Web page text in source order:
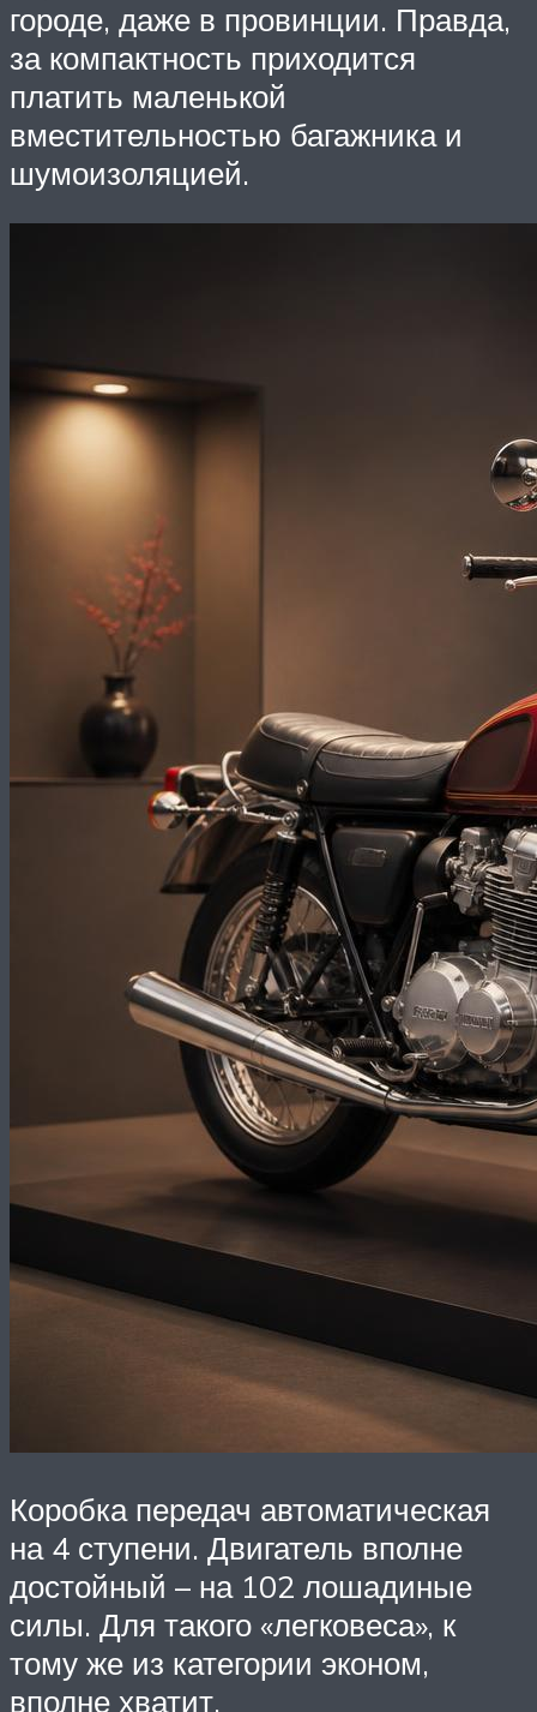
городе, даже в провинции. Правда,
за компактность приходится
платить маленькой
вместительностью багажника и
шумоизоляцией.
Коробка передач автоматическая
на 4 ступени. Двигатель вполне
достойный – на 102 лошадиные
силы. Для такого «легковеса», к
тому же из категории эконом,
вполне хватит.